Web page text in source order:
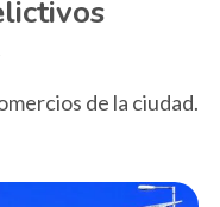
de la ciudad.